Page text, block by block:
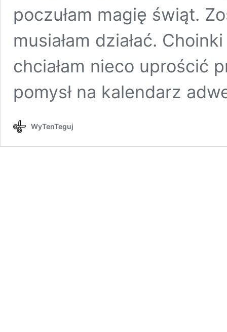
poczułam magię świąt.
musiałam działać.
chciałam nieco uprościć
pomysł na kalendarz
WyTenTeguj